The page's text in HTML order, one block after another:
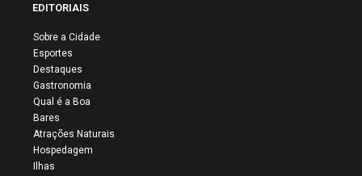
EDITORIAIS
Sobre a Cidade
Esportes
Destaques
Gastronomia
Qual é a Boa
Bares
Atrações Naturais
Hospedagem
Ilhas